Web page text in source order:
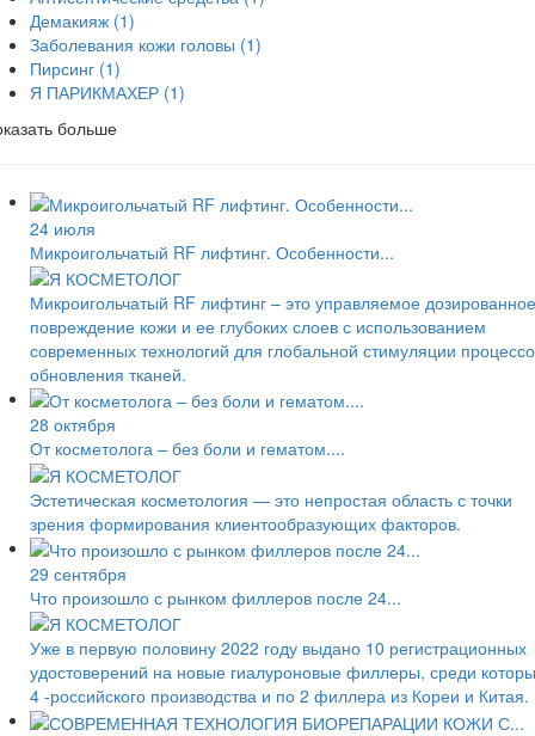
Демакияж (1)
Заболевания кожи головы (1)
Пирсинг (1)
Я ПАРИКМАХЕР (1)
больше
24 июля
Микроигольчатый RF лифтинг. Особенности...
Микроигольчатый RF лифтинг – это управляемое дозированное
повреждение кожи и ее глубоких слоев с использованием
современных технологий для глобальной стимуляции
обновления тканей.
28 октября
От косметолога – без боли и гематом....
Эстетическая косметология — это непростая область с точки
зрения формирования клиентообразующих факторов.
29 сентября
Что произошло с рынком филлеров после 24...
Уже в первую половину 2022 году выдано 10 регистрационных
удостоверений на новые гиалуроновые филлеры, среди
4 -российского производства и по 2 филлера из Кореи и Китая.